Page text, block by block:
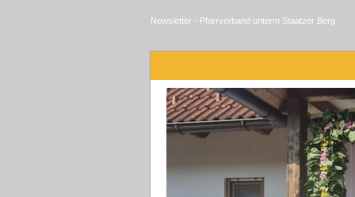
Newsletter - Pfarrverband unterm Staatzer Berg